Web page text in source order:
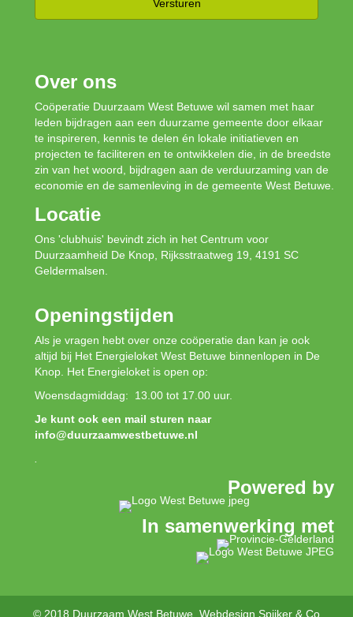
Over ons
Coöperatie Duurzaam West Betuwe wil samen met haar
leden bijdragen aan een duurzame gemeente door elkaar
te inspireren, kennis te delen én lokale initiatieven en
projecten te faciliteren en te ontwikkelen die, in de breedste
zin van het woord, bijdragen aan de verduurzaming van de
economie en de samenleving in de gemeente West Betuwe.
Locatie
Ons 'clubhuis' bevindt zich in het Centrum voor
Duurzaamheid De Knop, Rijksstraatweg 19, 4191 SC
Geldermalsen.
Openingstijden
Als je vragen hebt over onze coöperatie dan kan je ook
altijd bij Het Energieloket West Betuwe binnenlopen in De
Knop. Het Energieloket is open op:
Woensdagmiddag: 13.00 tot 17.00 uur.
Je kunt ook een mail sturen naar
info@duurzaamwestbetuwe.nl
.
Powered by
In samenwerking met
© 2018 Duurzaam West Betuwe. Webdesign Spijker & Co